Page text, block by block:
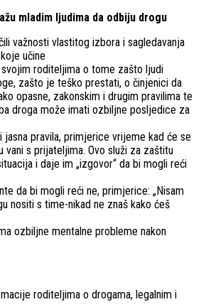
mladim ljudima da odbiju drogu
važnosti vlastitog izbora i sagledavanja
učine
svojim roditeljima o tome zašto ljudi
zašto je teško prestati, o činjenici da
opasne, zakonskim i drugim pravilima te
droga može imati ozbiljne posljedice za
jasna pravila, primjerice vrijeme kad će se
vani s prijateljima. Ovo služi za zaštitu
i daje im „izgovor“ da bi mogli reći
da bi mogli reći ne, primjerice: „Nisam
nositi s time-nikad ne znaš kako ćeš
ozbiljne mentalne probleme nakon
roditeljima o drogama, legalnim i